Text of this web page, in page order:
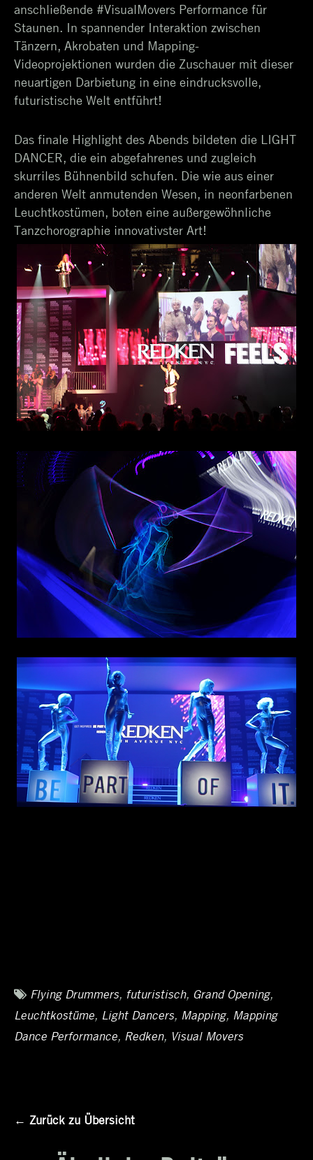
anschließende #VisualMovers Performance für
Staunen. In spannender Interaktion zwischen
Tänzern, Akrobaten und Mapping-
Videoprojektionen wurden die Zuschauer mit dieser
neuartigen Darbietung in eine eindrucksvolle,
futuristische Welt entführt!
Das finale Highlight des Abends bildeten die LIGHT
DANCER, die ein abgefahrenes und zugleich
skurriles Bühnenbild schufen. Die wie aus einer
anderen Welt anmutenden Wesen, in neonfarbenen
Leuchtkostümen, boten eine außergewöhnliche
Tanzchorographie innovativster Art!
Tags
Flying Drummers, futuristisch, Grand Opening,
Leuchtkostüme, Light Dancers, Mapping, Mapping
Dance Performance, Redken, Visual Movers
← Zurück zu Übersicht